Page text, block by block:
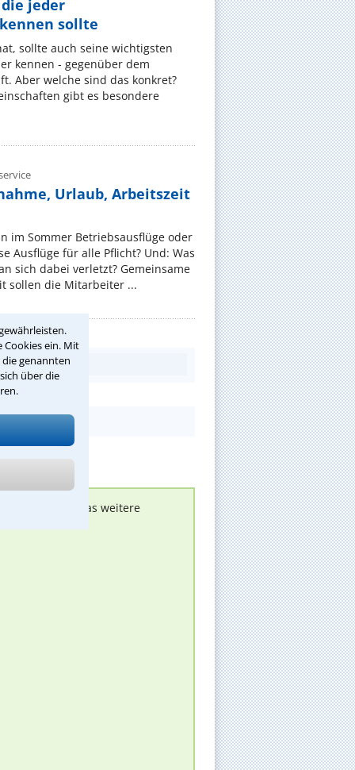
Cookies ein. Mit
genannten
über die
jeder
sollte
sollte auch seine wichtigsten
kennen - gegenüber dem
Aber welche sind das konkret?
gibt es besondere
Urlaub, Arbeitszeit
im Sommer Betriebsausflüge oder
Ausflüge für alle Pflicht? Und: Was
sich dabei verletzt? Gemeinsame
sollen die Mitarbeiter ...
melden, um das weitere